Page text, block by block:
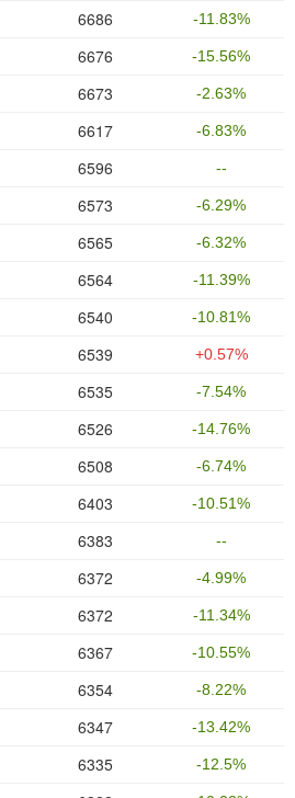
6686 -11.83%
6676 -15.56%
6673 -2.63%
6617 -6.83%
6596 --
6573 -6.29%
6565 -6.32%
6564 -11.39%
6540 -10.81%
6539 +0.57%
6535 -7.54%
6526 -14.76%
6508 -6.74%
6403 -10.51%
6383 --
6372 -4.99%
6372 -11.34%
6367 -10.55%
6354 -8.22%
6347 -13.42%
6335 -12.5%